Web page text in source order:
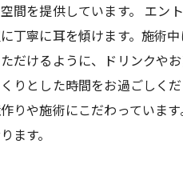
間を提供しています。 エン
丁寧に耳を傾けます。施術
だけるように、ドリンクや
りとした時間をお過ごしく
りや施術にこだわっていま
ます。